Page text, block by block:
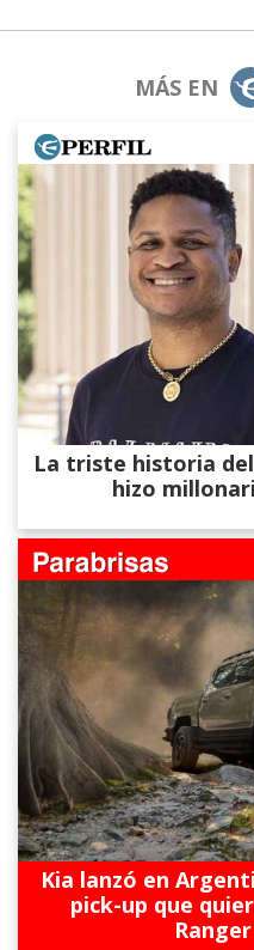
MÁS EN
La triste historia
hizo
Kia lanzó en
pick-up que